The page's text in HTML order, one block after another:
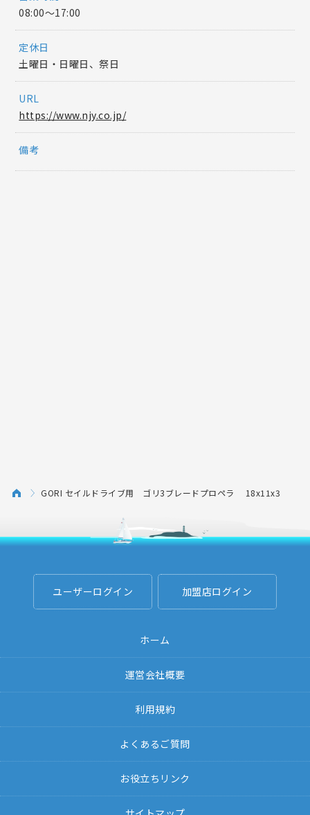
08:00〜17:00
定休日
土曜日・日曜日、祭日
URL
https://www.njy.co.jp/
備考
GORI セイルドライブ用 ゴリ3ブレードプロペラ 18x11x3
ユーザーログイン 加盟店ログイン
ホーム
運営会社概要
利用規約
よくあるご質問
お役立ちリンク